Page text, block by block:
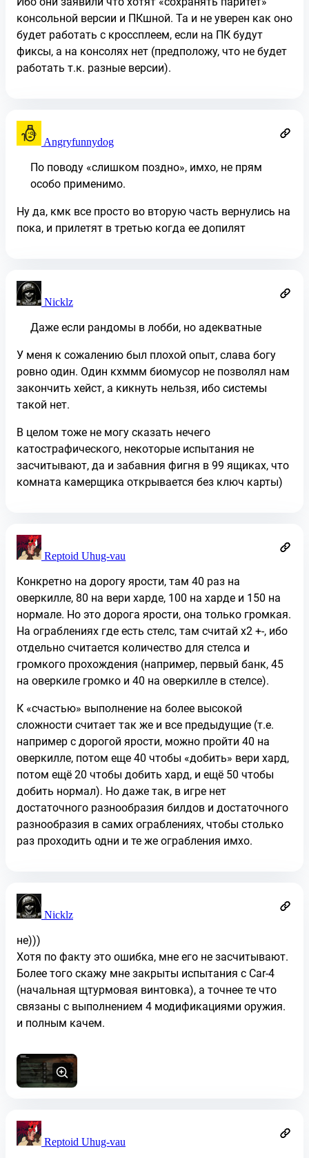
консольной версии и ПКшной. Та и не уверен как оно
будет работать с кроссплеем, если на ПК будут
фиксы, а на консолях нет (предположу, что не будет
работать т.к. разные версии).
Angryfunnydog
По поводу «слишком поздно», имхо, не прям
особо применимо.
Ну да, кмк все просто во вторую часть вернулись на
пока, и прилетят в третью когда ее допилят
Nicklz
Даже если рандомы в лобби, но адекватные
У меня к сожалению был плохой опыт, слава богу
ровно один. Один кхммм биомусор не позволял нам
закончить хейст, а кикнуть нельзя, ибо системы
такой нет.
В целом тоже не могу сказать нечего
катострафического, некоторые испытания не
засчитывают, да и забавния фигня в 99 ящиках, что
комната камерщика открывается без ключ карты)
Reptoid Uhug-vau
Конкретно на дорогу ярости, там 40 раз на
оверкилле, 80 на вери харде, 100 на харде и 150 на
нормале. Но это дорога ярости, она только громкая.
На ограблениях где есть стелс, там считай х2 +-, ибо
отдельно считается количество для стелса и
громкого прохождения (например, первый банк, 45
на оверкиле громко и 40 на оверкилле в стелсе).
К «счастью» выполнение на более высокой
сложности считает так же и все предыдущие (т.е.
например с дорогой ярости, можно пройти 40 на
оверкилле, потом еще 40 чтобы «добить» вери хард,
потом ещё 20 чтобы добить хард, и ещё 50 чтобы
добить нормал). Но даже так, в игре нет
достаточного разнообразия билдов и достаточного
разнообразия в самих ограблениях, чтобы столько
раз проходить одни и те же ограбления имхо.
Nicklz
не)))
Хотя по факту это ошибка, мне его не засчитывают.
Более того скажу мне закрыты испытания с Car-4
(начальная щтурмовая винтовка), а точнее те что
связаны с выполнением 4 модификациями оружия.
и полным качем.
Reptoid Uhug-vau